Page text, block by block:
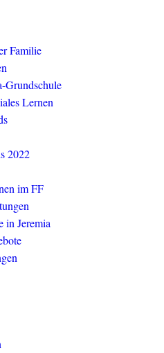
Familie
Grundschule
Lernen
2022
im FF
in Jeremia